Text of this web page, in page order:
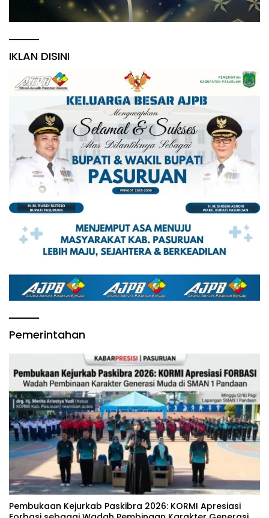
IKLAN DISINI
Pemerintahan
‎Pembukaan Kejurkab Paskibra 2026: KORMI Apresiasi